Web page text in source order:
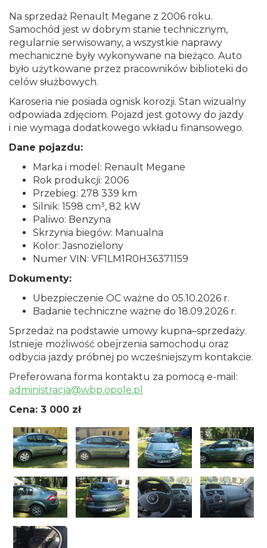
Na sprzedaż Renault Megane z 2006 roku.
Samochód jest w dobrym stanie technicznym,
regularnie serwisowany, a wszystkie naprawy
mechaniczne były wykonywane na bieżąco. Auto
było użytkowane przez pracowników biblioteki do
celów służbowych.
Karoseria nie posiada ognisk korozji. Stan wizualny
odpowiada zdjęciom. Pojazd jest gotowy do jazdy
i nie wymaga dodatkowego wkładu finansowego.
Dane pojazdu:
Marka i model: Renault Megane
Rok produkcji: 2006
Przebieg: 278 339 km
Silnik: 1598 cm³, 82 kW
Paliwo: Benzyna
Skrzynia biegów: Manualna
Kolor: Jasnozielony
Numer VIN: VF1LM1R0H36371159
Dokumenty:
Ubezpieczenie OC ważne do 05.10.2026 r.
Badanie techniczne ważne do 18.09.2026 r.
Sprzedaż na podstawie umowy kupna–sprzedaży.
Istnieje możliwość obejrzenia samochodu oraz
odbycia jazdy próbnej po wcześniejszym kontakcie.
Preferowana forma kontaktu za pomocą e-mail:
administracja@wbp.opole.pl
Cena: 3 000 zł